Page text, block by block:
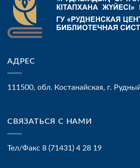
АДРЕС
111500, обл. Костанайская, г.
СВЯЗАТЬСЯ С НАМИ
Тел/Факс 8 (71431) 4 28 19